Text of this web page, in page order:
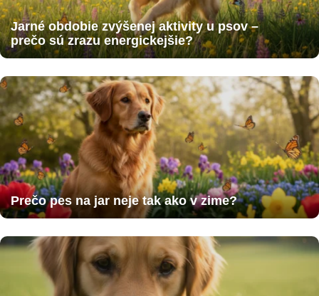
Jarné obdobie zvýšenej aktivity u psov –
prečo sú zrazu energickejšie?
Prečo pes na jar neje tak ako v zime?